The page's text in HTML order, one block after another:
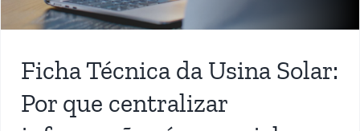
Ficha Técnica da Usina Solar:
Por que centralizar